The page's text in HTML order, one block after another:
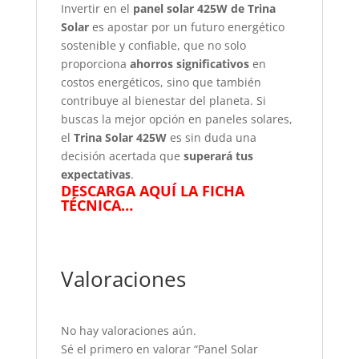
Invertir en el panel solar 425W de Trina
Solares apostar por un futuro energético
sostenible y confiable, que no solo
proporciona ahorros significativosen
costos energéticos, sino que también
contribuye al bienestar del planeta. Si
buscas la mejor opción en paneles solares,
el Trina Solar 425Wes sin duda una
decisión acertada que superará tus
expectativas.
DESCARGA AQUÍ LA FICHA
TÉCNICA…
Valoraciones
No hay valoraciones aún.
Sé el primero en valorar “Panel Solar